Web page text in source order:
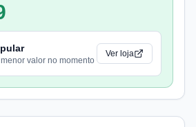
valor no momento
Ver loja